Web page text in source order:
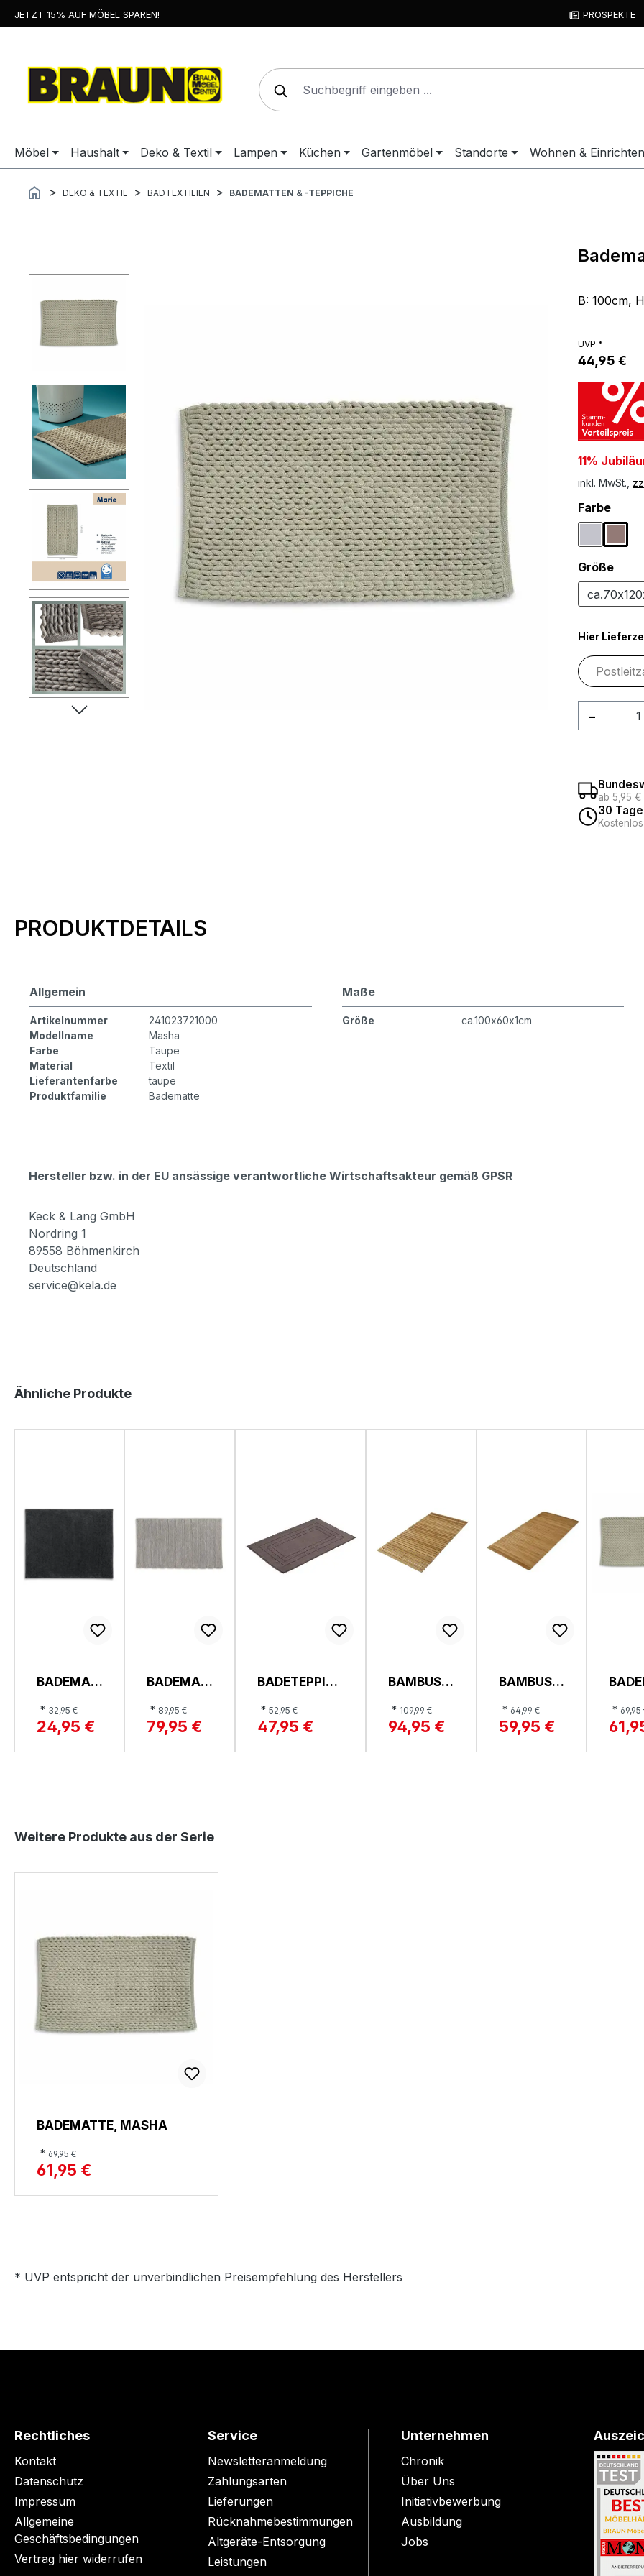
Zur Hauptnavigation springen
JETZT 15% AUF MÖBEL SPAREN! PROSPEKTE
Möbel Haushalt Deko & Textil Lampen Küchen Gartenmöbel Standorte Wohnen & Einrichten
DEKO & TEXTIL BADTEXTILIEN BADEMATTEN & -TEPPICHE
B: 100cm,
UVP *
44,95 €
11%
inkl. MwSt.,
Farbe
HellgrauTaupe
Größe
Hier
ab 5,95 €
30
Kostenlos
Produktinformationen
PRODUKTDETAILS
Allgemein
Artikelnummer
241023721000
Modellname
Masha
Farbe
Taupe
Material
Textil
Lieferantenfarbe
taupe
Produktfamilie
Badematte
Maße
Größe ca.100x60x1cm
Hersteller bzw. in der EU ansässige verantwortliche Wirtschaftsakteur gemäß GPSR
Keck & Lang GmbH
Nordring 1
89558 Böhmenkirch
Deutschland
service@kela.de
Produktgalerie überspringen
Ähnliche Produkte
BADEMAT
* 32,95 €
24,95 €
BADEMAT
MEGAN
* 89,95 €
79,95 €
BADETEPPIC
FEELING
* 52,95 €
47,95 €
BAMBUSM
LEVEL
* 109,99 €
94,95 €
BAMBUSM
BAMBUS
* 64,99 €
59,95 €
* 69,95
Produktgalerie überspringen
Weitere Produkte aus der Serie
BADEMATTE, MASHA
* 69,95 €
61,95 €
* UVP entspricht der unverbindlichen Preisempfehlung des Herstellers
Rechtliches
Kontakt
Datenschutz
Impressum
Allgemeine
Geschäftsbedingungen
Vertrag hier widerrufen
Service
Newsletteranmeldung
Zahlungsarten
Lieferungen
Rücknahmebestimmungen
Altgeräte-Entsorgung
Leistungen
Unternehmen
Chronik
Über Uns
Initiativbewerbung
Ausbildung
Jobs